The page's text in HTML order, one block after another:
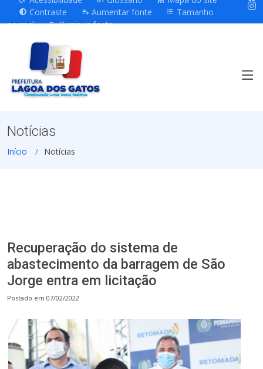
Contraste
Aumentar fonte
Tamanho
normal
Diminuir fonte
Notícias
Início Notícias
Recuperação do sistema de
abastecimento da barragem de São
Jorge entra em licitação
Postado em 07/02/2022